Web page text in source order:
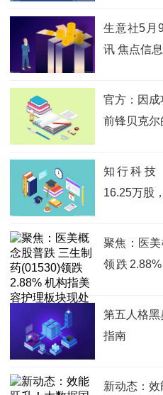
生意社5月
讯 焦点信息
官方：因
前锋贝克尔
知行科技
16.25万股
聚焦：医
领跌
第五人格
指南
新动态：